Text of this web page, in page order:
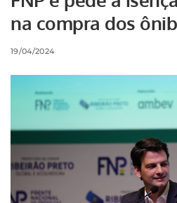
na compra dos
19/04/2024